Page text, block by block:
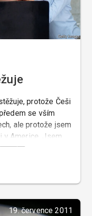
protože Češi
se vším
ale protože jsem
v Americe. Jsem
Amerikou
ale zatím jsem si
poslední době,
19. července 2011